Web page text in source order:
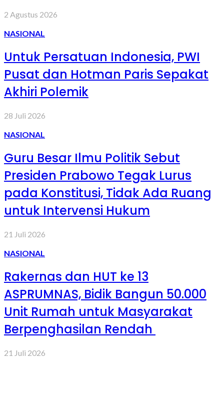
2 Agustus 2026
NASIONAL
Untuk Persatuan Indonesia, PWI
Pusat dan Hotman Paris Sepakat
Akhiri Polemik
28 Juli 2026
NASIONAL
Guru Besar Ilmu Politik Sebut
Presiden Prabowo Tegak Lurus
pada Konstitusi, Tidak Ada Ruang
untuk Intervensi Hukum
21 Juli 2026
NASIONAL
Rakernas dan HUT ke 13
ASPRUMNAS, Bidik Bangun 50.000
Unit Rumah untuk Masyarakat
Berpenghasilan Rendah
21 Juli 2026